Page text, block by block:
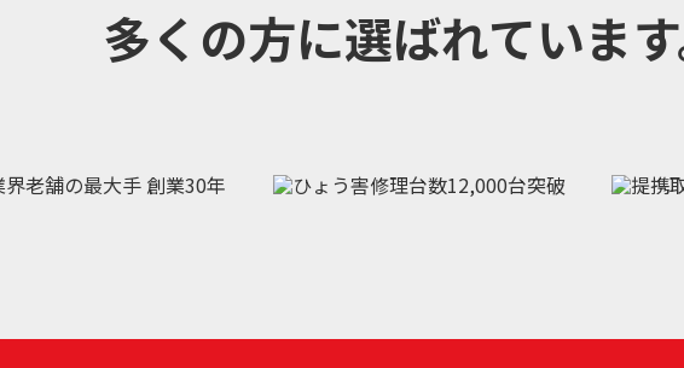
多くの方に選ばれていま